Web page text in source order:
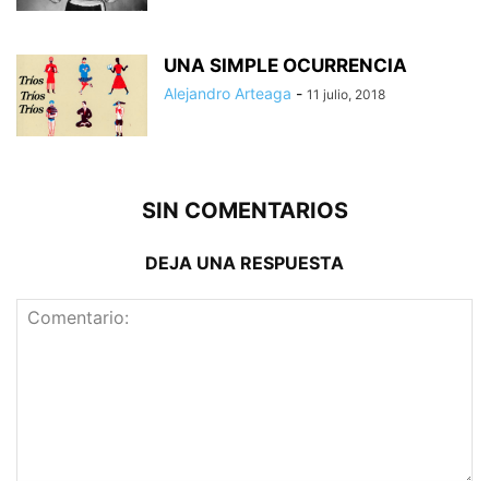
UNA SIMPLE OCURRENCIA
Alejandro Arteaga - 11 julio, 2018
SIN COMENTARIOS
DEJA UNA RESPUESTA